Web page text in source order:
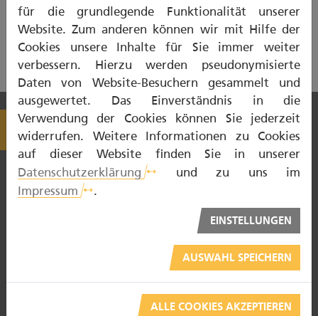
Erstellt am 15.08.2022
für die grundlegende Funktionalität unserer
Website. Zum anderen können wir mit Hilfe der
Cookies unsere Inhalte für Sie immer weiter
verbessern. Hierzu werden pseudonymisierte
Daten von Website-Besuchern gesammelt und
ausgewertet. Das Einverständnis in die
Verwendung der Cookies können Sie jederzeit
widerrufen. Weitere Informationen zu Cookies
auf dieser Website finden Sie in unserer
Datenschutzerklärung
und zu uns im
Impressum
.
EINSTELLUNGEN
AUSWAHL SPEICHERN
ALLE COOKIES AKZEPTIEREN